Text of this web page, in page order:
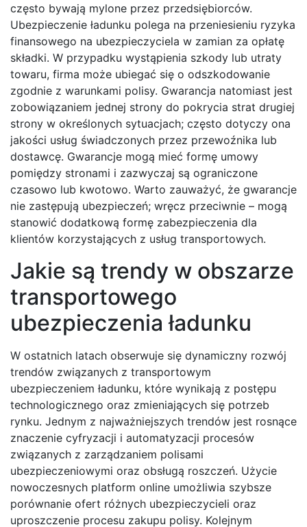
często bywają mylone przez przedsiębiorców.
Ubezpieczenie ładunku polega na przeniesieniu ryzyka
finansowego na ubezpieczyciela w zamian za opłatę
składki. W przypadku wystąpienia szkody lub utraty
towaru, firma może ubiegać się o odszkodowanie
zgodnie z warunkami polisy. Gwarancja natomiast jest
zobowiązaniem jednej strony do pokrycia strat drugiej
strony w określonych sytuacjach; często dotyczy ona
jakości usług świadczonych przez przewoźnika lub
dostawcę. Gwarancje mogą mieć formę umowy
pomiędzy stronami i zazwyczaj są ograniczone
czasowo lub kwotowo. Warto zauważyć, że gwarancje
nie zastępują ubezpieczeń; wręcz przeciwnie – mogą
stanowić dodatkową formę zabezpieczenia dla
klientów korzystających z usług transportowych.
Jakie są trendy w obszarze
transportowego
ubezpieczenia ładunku
W ostatnich latach obserwuje się dynamiczny rozwój
trendów związanych z transportowym
ubezpieczeniem ładunku, które wynikają z postępu
technologicznego oraz zmieniających się potrzeb
rynku. Jednym z najważniejszych trendów jest rosnące
znaczenie cyfryzacji i automatyzacji procesów
związanych z zarządzaniem polisami
ubezpieczeniowymi oraz obsługą roszczeń. Użycie
nowoczesnych platform online umożliwia szybsze
porównanie ofert różnych ubezpieczycieli oraz
uproszczenie procesu zakupu polisy. Kolejnym